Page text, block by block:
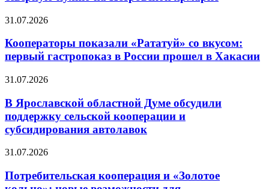
31.07.2026
Кооператоры показали «Рататуй» со вкусом:
первый гастропоказ в России прошел в Хакасии
31.07.2026
В Ярославской областной Думе обсудили
поддержку сельской кооперации и
субсидирования автолавок
31.07.2026
Потребительская кооперация и «Золотое